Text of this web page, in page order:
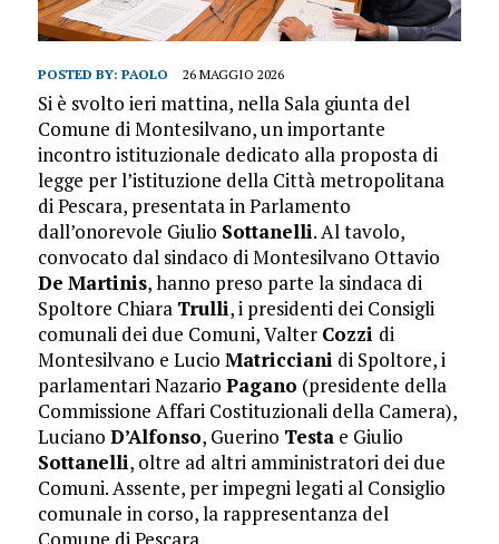
POSTED BY: PAOLO 26 MAGGIO 2026
Si è svolto ieri mattina, nella Sala giunta del
Comune di Montesilvano, un importante
incontro istituzionale dedicato alla proposta di
legge per l’istituzione della Città metropolitana
di Pescara, presentata in Parlamento
dall’onorevole Giulio Sottanelli. Al tavolo,
convocato dal sindaco di Montesilvano Ottavio
De Martinis, hanno preso parte la sindaca di
Spoltore Chiara Trulli, i presidenti dei Consigli
comunali dei due Comuni, Valter Cozzi di
Montesilvano e Lucio Matricciani di Spoltore, i
parlamentari Nazario Pagano (presidente della
Commissione Affari Costituzionali della Camera),
Luciano D’Alfonso, Guerino Testae Giulio
Sottanelli, oltre ad altri amministratori dei due
Comuni. Assente, per impegni legati al Consiglio
comunale in corso, la rappresentanza del